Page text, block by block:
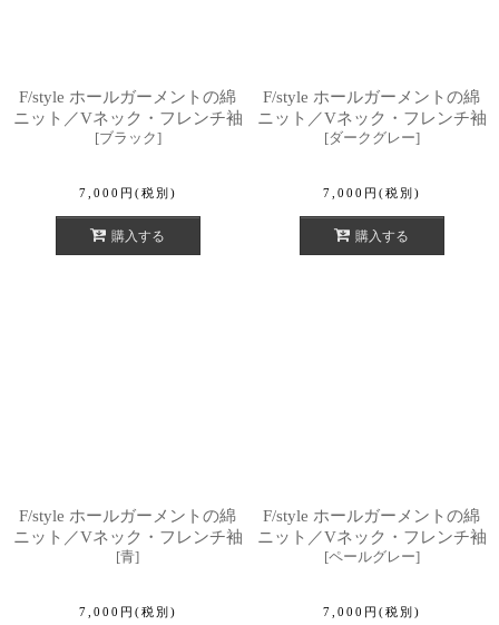
F/style ホールガーメントの綿
ニット／Vネック・フレンチ袖
[ブラック]
7,000 円 (税別)
購入する
F/style ホールガーメントの綿
ニット／Vネック・フレンチ袖
[ダークグレー]
7,000 円 (税別)
購入する
F/style ホールガーメントの綿
ニット／Vネック・フレンチ袖
[青]
7,000 円 (税別)
F/style ホールガーメントの綿
ニット／Vネック・フレンチ袖
[ペールグレー]
7,000 円 (税別)